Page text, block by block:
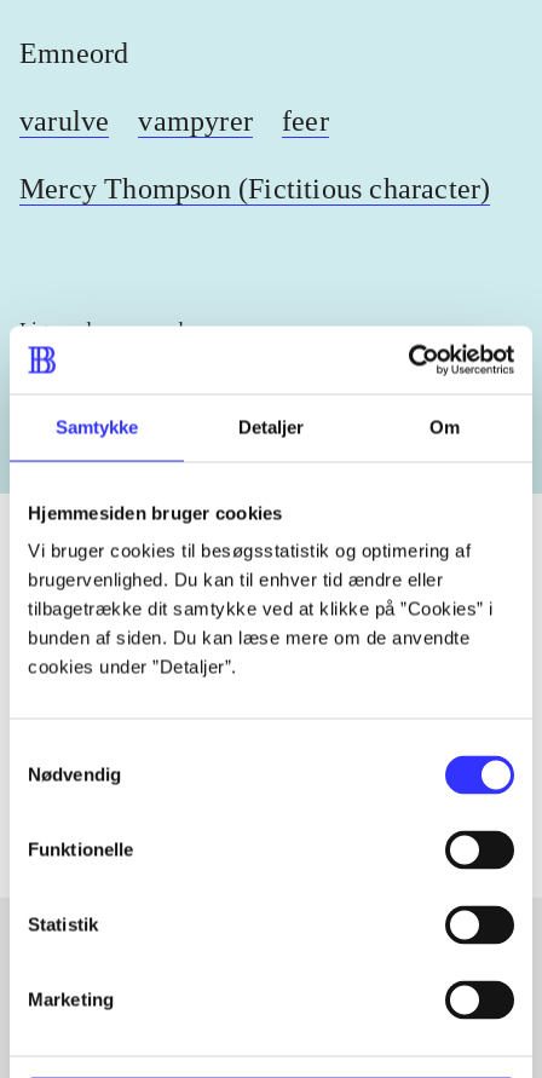
Samtykke Detaljer Om
Hjemmesiden bruger cookies
Vi bruger cookies til besøgsstatistik og optimering af
brugervenlighed. Du kan til enhver tid ændre eller
tilbagetrække dit samtykke ved at klikke på ”Cookies” i
bunden af siden. Du kan læse mere om de anvendte
cookies under ”Detaljer”.
Nødvendig
Funktionelle
Statistik
Marketing
Emneord
varulve vampyrer feer
Mercy Thompson (Fictitious character)
Lignende emneord
Tidsskrift
Artiklen er en del af
Artiklerne i
Artikler med samme emner